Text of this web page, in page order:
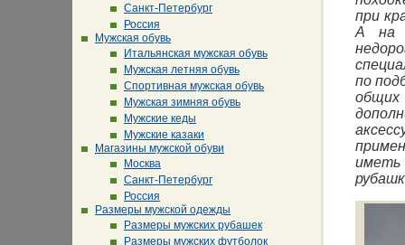
Санкт-Петербург
Россия
Мужская обувь
Итальянская мужская обувь
Мужская летняя обувь
Спортивная мужская обувь
Мужская зимняя обувь
Мужские кеды
Мужские казаки
Магазины мужской обуви
Москва
Санкт-Петербург
Россия
Размеры мужской одежды
Размеры мужских рубашек
Размеры мужских футболок
при
А на
по
общих
иметь